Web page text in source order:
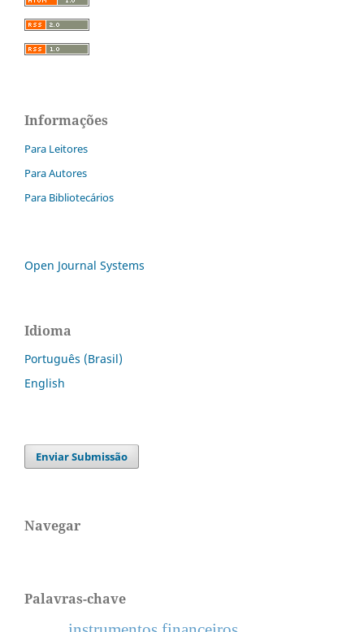
Informações
Para Leitores
Para Autores
Para Bibliotecários
Open Journal Systems
Idioma
Português (Brasil)
English
Enviar Submissão
Navegar
Palavras-chave